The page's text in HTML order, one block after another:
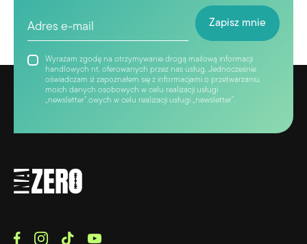
Wyrażam zgodę na otrzymywanie drogą mailową informacji
handlowych nt. oferowanych przez nas usług. Jednocześnie
oświadczam iż zapoznałem się z informacjami o przetwarzaniu
moich danych osobowych w celu realizacji usługi
„newsletter”.owych w celu realizacji usługi „newsletter”.